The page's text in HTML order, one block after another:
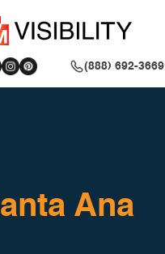
(888) 692-3669
Ana